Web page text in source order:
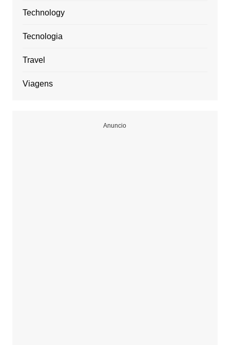
Technology
Tecnologia
Travel
Viagens
Anuncio